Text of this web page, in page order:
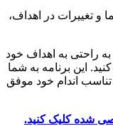
و تغییرات در اهداف،
راحتی به اهداف خود
این برنامه به شما
تناسب اندام خود موفق
شده کلیک کنید.